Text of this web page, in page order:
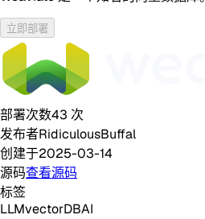
立即部署
部署次数43 次
发布者RidiculousBuffal
创建于2025-03-14
源码查看源码
标签
LLMvectorDBAI